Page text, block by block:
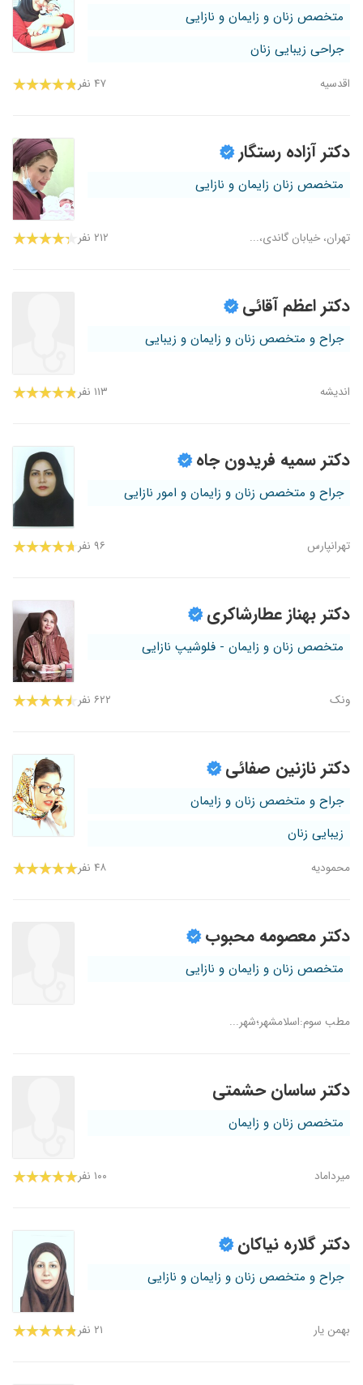
متخصص زنان و زایمان و نازایی
جراحی زیبایی زنان
اقدسیه ۴۷ نفر
دکتر آزاده رستگار
متخصص زنان زایمان و نازایی
تهران، خیابان گاندی،... ۲۱۲ نفر
دکتر اعظم آقائی
جراح و متخصص زنان و زایمان و زیبایی
اندیشه ۱۱۳ نفر
دکتر سمیه فریدون جاه
جراح و متخصص زنان و زایمان و امور نازایی
تهرانپارس ۹۶ نفر
دکتر بهناز عطارشاکری
متخصص زنان و زایمان - فلوشیپ نازایی
ونک ۶۲۲ نفر
دکتر نازنین صفائی
جراح و متخصص زنان و زایمان
زیبایی زنان
محمودیه ۴۸ نفر
دکتر معصومه محبوب
متخصص زنان و زایمان و نازایی
مطب سوم:اسلامشهر؛شهر...
دکتر ساسان حشمتی
متخصص زنان و زایمان
میرداماد ۱۰۰ نفر
دکتر گلاره نیاکان
جراح و متخصص زنان و زایمان و نازایی
بهمن‌ یار ۲۱ نفر